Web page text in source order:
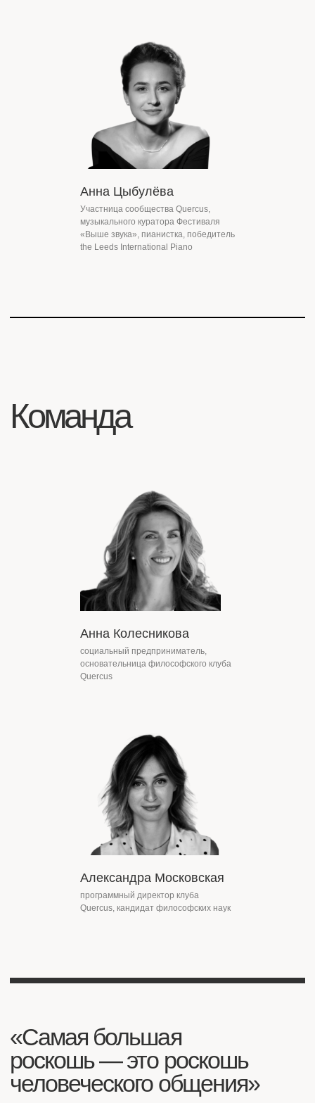
Анна Цыбулёва
Участница сообщества Quercus,
музыкального куратора Фестиваля
«Выше звука», пианистка, победитель
the Leeds International Piano
Анна Колесникова
социальный предприниматель,
основательница философского клуба
Quercus
Александра Московская
программный директор клуба
Quercus, кандидат философских наук
Как вы хотите получать рассылку?
Я согласен с условиями обработки персональных данных
в соответствии с положениямиполитики обработки
персональных данных
Я согласен получать информационные рассылки в